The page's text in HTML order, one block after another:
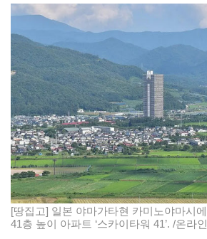
[땅집고] 일본 야마가타현 카미노야마시
41층 높이 아파트 ‘스카이타워 41’. /온라